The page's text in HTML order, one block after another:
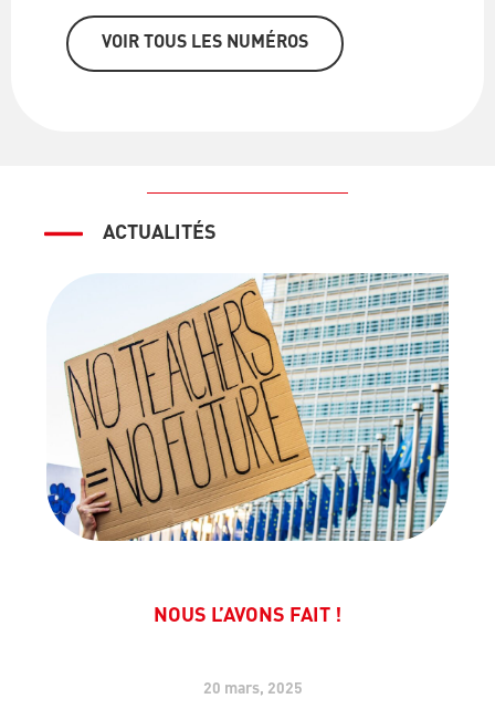
VOIR TOUS LES NUMÉROS
ACTUALITÉS
NOUS L’AVONS FAIT !
20 mars, 2025